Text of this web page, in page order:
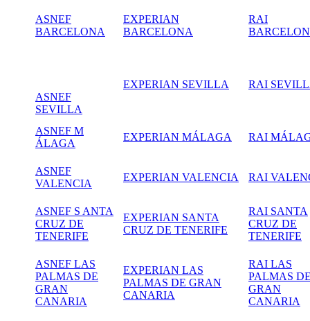
ASNEF
BARCELONA
EXPERIAN
BARCELONA
RAI
ASNEF
SEVILLA
EXPERIAN SEVILLA RAI
ASNEF M
ÁLAGA
EXPERIAN MÁLAGA RAI
ASNEF
VALENCIA
EXPERIAN VALENCIA RAI
ASNEF S ANTA
CRUZ DE
TENERIFE
EXPERIAN SANTA
CRUZ DE TENERIFE
RAI SANTA
CRUZ DE
TENERIFE
ASNEF LAS
PALMAS DE
GRAN
CANARIA
EXPERIAN LAS
PALMAS DE GRAN
CANARIA
RAI LAS
PALMAS
GRAN
CANARIA